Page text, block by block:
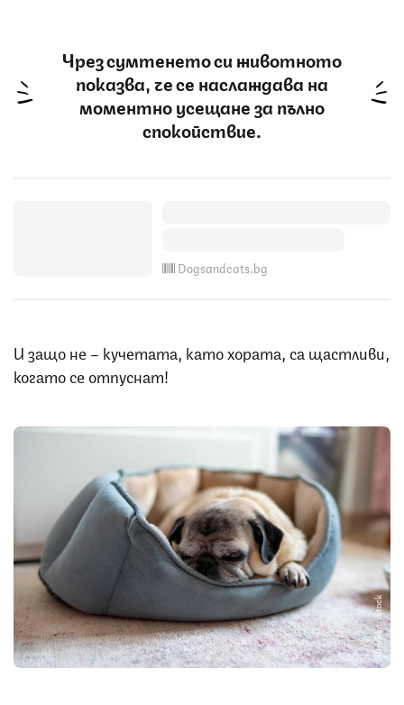
Чрез сумтенето си животното
показва, че се наслаждава на
моментно усещане за пълно
спокойствие.
Dogsandcats.bg
И защо не – кучетата, като хората, са щастливи,
когато се отпуснат!
Снимка: iStock